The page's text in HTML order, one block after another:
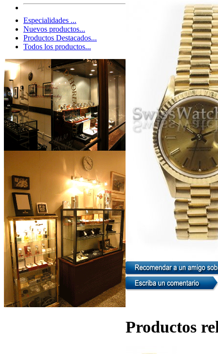
Especialidades ...
Nuevos productos...
Productos Destacados...
Todos los productos...
Productos